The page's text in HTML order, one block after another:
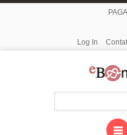
Log In